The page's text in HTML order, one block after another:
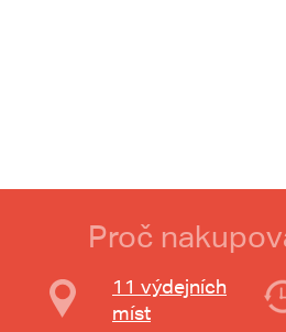
Proč
11 výdejních
míst